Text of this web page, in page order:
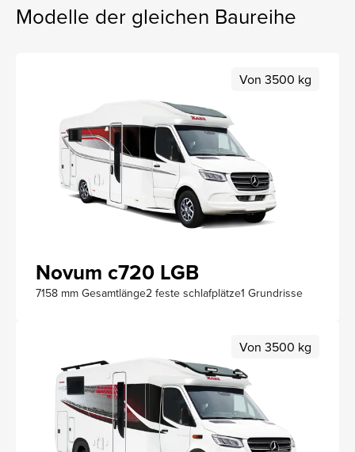
Modelle der gleichen Baureihe
Von 3500 kg
Novum c720 LGB
7158 mm Gesamtlänge2 feste schlafplätze1 Grundrisse
Von 3500 kg